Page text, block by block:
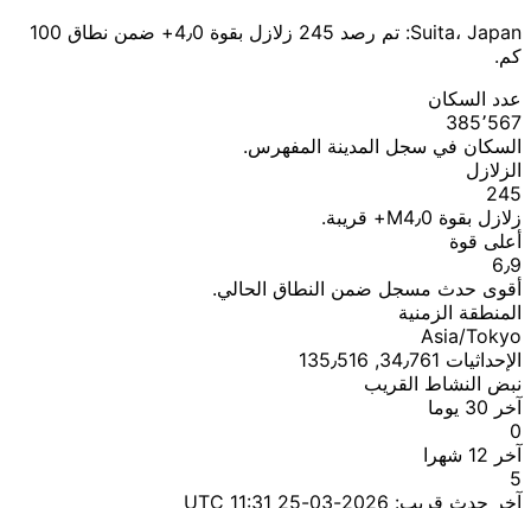
Suita، Japan: تم رصد 245 زلازل بقوة 4٫0+ ضمن نطاق 100
كم.
عدد السكان
385٬567
السكان في سجل المدينة المفهرس.
الزلازل
245
زلازل بقوة M4٫0+ قريبة.
أعلى قوة
6٫9
أقوى حدث مسجل ضمن النطاق الحالي.
المنطقة الزمنية
Asia/Tokyo
الإحداثيات 34٫761, 135٫516
نبض النشاط القريب
آخر 30 يوما
0
آخر 12 شهرا
5
آخر حدث قريب: 2026-03-25 11:31 UTC